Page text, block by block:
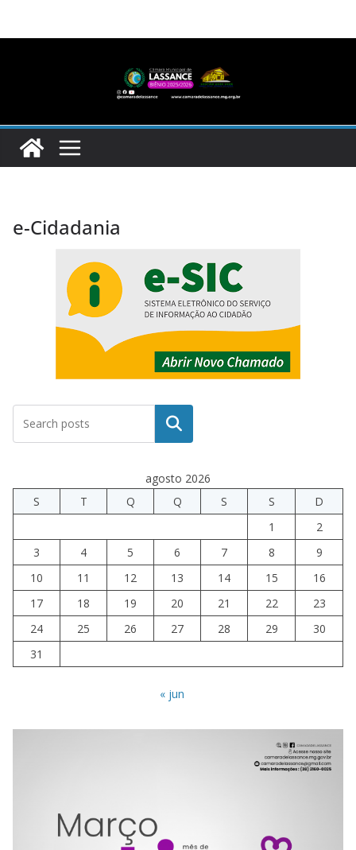
e-Cidadania
Pesquisar
agosto 2026
S
T Q Q S S
D
1
2
3
4 5 6 7 8
9
10
11 12 13 14 15
16
17
18 19 20 21 22
23
24
25 26 27 28 29
30
31
« jun